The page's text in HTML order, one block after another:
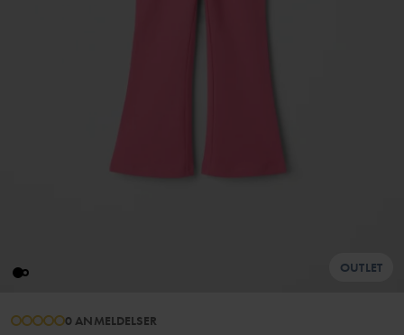
OUTLET
0 ANMELDELSER